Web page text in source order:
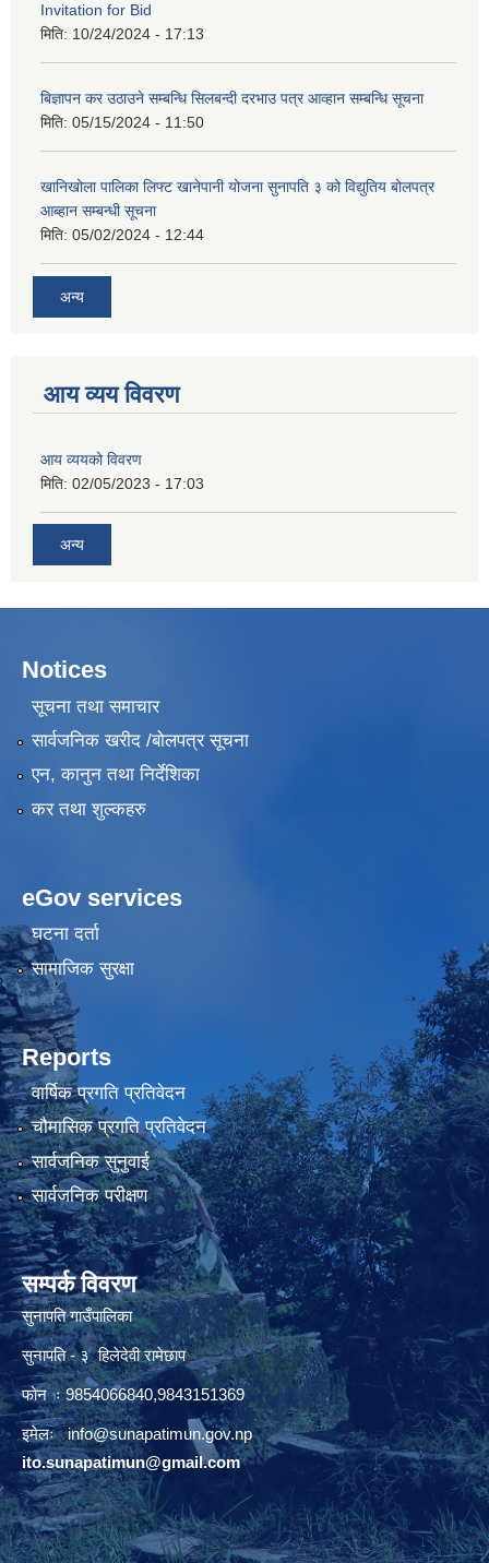
Invitation for Bid
मिति: 10/24/2024 - 17:13
बिज्ञापन कर उठाउने सम्बन्धि सिलबन्दी दरभाउ पत्र आव्हान सम्बन्धि सूचना
मिति: 05/15/2024 - 11:50
खानिखोला पालिका लिफ्ट खानेपानी योजना सुनापति ३ को विद्युतिय बोलपत्र
आब्हान सम्बन्धी सूचना
मिति: 05/02/2024 - 12:44
अन्य
आय व्यय विवरण
आय व्ययको विवरण
मिति: 02/05/2023 - 17:03
अन्य
Notices
सूचना तथा समाचार
सार्वजनिक खरीद /बोलपत्र सूचना
एन, कानुन तथा निर्देशिका
कर तथा शुल्कहरु
eGov services
घटना दर्ता
सामाजिक सुरक्षा
Reports
वार्षिक प्रगति प्रतिवेदन
चौमासिक प्रगति प्रतिवेदन
सार्वजनिक सुनुवाई
सार्वजनिक परीक्षण
सम्पर्क विवरण
सुनापति गाउँपालिका
सुनापति - ३ हिलेदेवी रामेछाप
फोन ः 9854066840,9843151369
इमेलः info@sunapatimun.gov.np
ito.sunapatimun@gmail.com